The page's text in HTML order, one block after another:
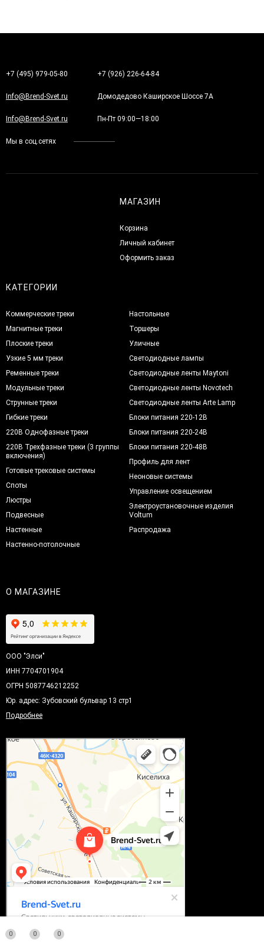
+7 (495) 979-05-80 +7 (926) 226-64-84
Info@Brend-Svet.ru Домодедово Каширское Шоссе 7А
Info@Brend-Svet.ru Пн-Пт 09:00—18:00
Мы в соц.сетях
МАГАЗИН
Корзина
Личный кабинет
Оформить заказ
КАТЕГОРИИ
Коммерческие треки
Магнитные треки
Плоские треки
Узкие 5 мм треки
Ременные треки
Модульные треки
Струнные треки
Гибкие треки
220В Однофазные треки
220В Трехфазные треки (3 группы
включения)
Готовые трековые системы
Споты
Люстры
Подвесные
Настенные
Настенно-потолочные
Настольные
Торшеры
Уличные
Светодиодные лампы
Светодиодные ленты Maytoni
Светодиодные ленты Novotech
Светодиодные ленты Arte Lamp
Блоки питания 220-12В
Блоки питания 220-24В
Блоки питания 220-48В
Профиль для лент
Неоновые системы
Управление освещением
Электроустановочные изделия
Voltum
Распродажа
О МАГАЗИНЕ
ООО "Элси"
ИНН 7704701904
ОГРН 5087746212252
Юр. адрес: Зубовский бульвар 13 стр1
Подробнее
0 0 0